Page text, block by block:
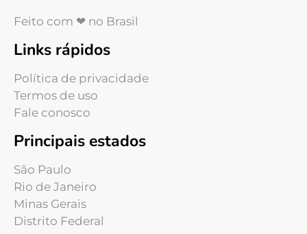
Feito com ❤ no Brasil
Links rápidos
Política de privacidade
Termos de uso
Fale conosco
Principais estados
São Paulo
Rio de Janeiro
Minas Gerais
Distrito Federal